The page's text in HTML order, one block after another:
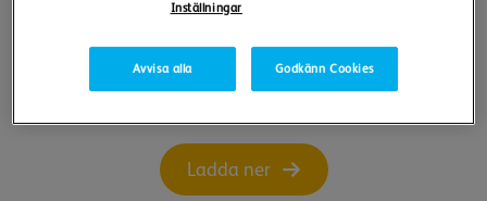
Kalvinknatet
Ladda ner
Inställningar
Avvisa alla Godkänn Cookies